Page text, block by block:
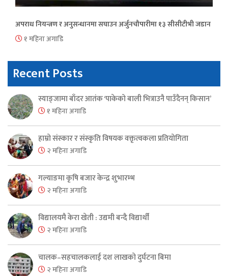
अपराध नियन्त्रण र अनुसन्धानमा सघाउन अर्जुनचौपारीमा १३ सीसीटीभी जडान
१ महिना अगाडि
Recent Posts
स्याङ्जामा बाँदर आतंक ‘पाकेको बाली भित्राउनै पाउँदैनन् किसान’
१ महिना अगाडि
हाम्रो संस्कार र संस्कृति विषयक वक्तृत्वकला प्रतियोगिता
२ महिना अगाडि
गल्याङमा कृषि बजार केन्द्र शुभारम्भ
२ महिना अगाडि
विद्यालयमै केरा खेती : उद्यमी बन्दै विद्यार्थी
२ महिना अगाडि
चालक–सहचालकलाई दश लाखको दुर्घटना बिमा
२ महिना अगाडि